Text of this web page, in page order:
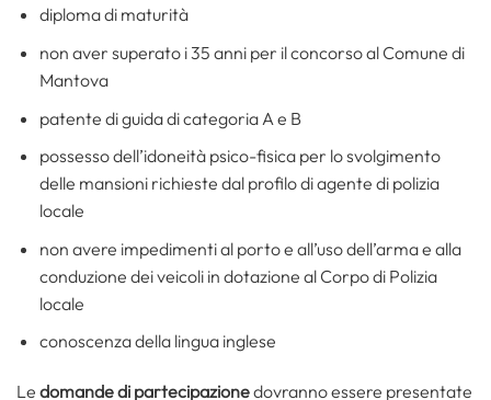
diploma di maturità
non aver superato i 35 anni per il concorso al Comune di
Mantova
patente di guida di categoria A e B
possesso dell’idoneità psico-fisica per lo svolgimento
delle mansioni richieste dal profilo di agente di polizia
locale
non avere impedimenti al porto e all’uso dell’arma e alla
conduzione dei veicoli in dotazione al Corpo di Polizia
locale
conoscenza della lingua inglese
Le domande di partecipazionedovranno essere presentate